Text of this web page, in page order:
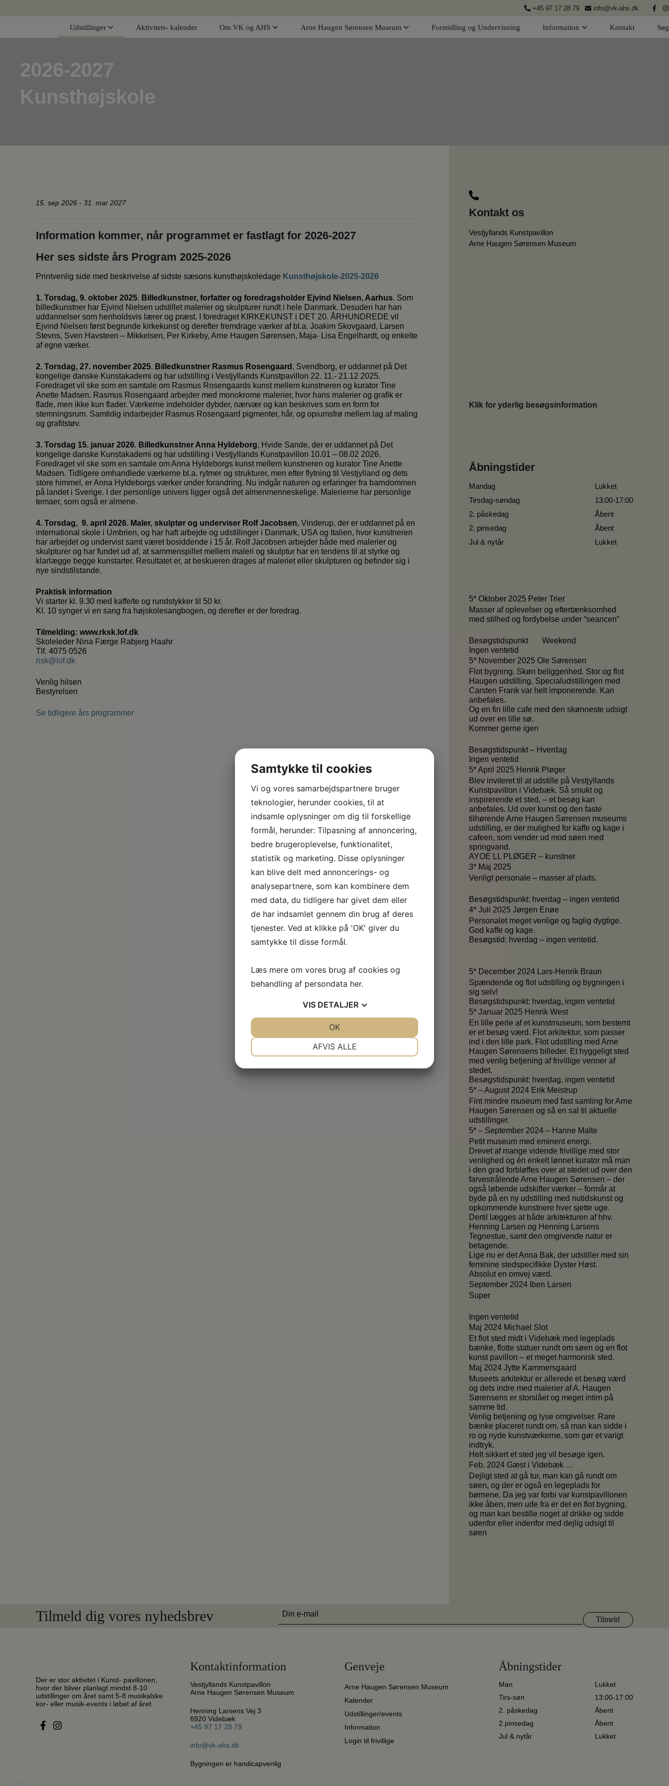
+45 97 17 28 79 info@vk-ahs.dk
Udstillinger Aktivitets- kalender Om VK og AHS Arne Haugen Sørensen Museum Formidling og Undervisning Information Kontakt Søg
2026-2027
Kunsthøjskole
15. sep 2026 - 31. mar 2027
Information kommer, når programmet er fastlagt for 2026-2027
Her ses sidste års Program 2025-2026
Printvenlig side med beskrivelse af sidste sæsons kunsthøjskoledage Kunsthøjskole-2025-2026
1. Torsdag, 9. oktober 2025. Billedkunstner, forfatter og foredragsholder Ejvind Nielsen, Aarhus. Som
billedkunstner har Ejvind Nielsen udstillet malerier og skulpturer rundt i hele Danmark. Desuden har han
uddannelser som henholdsvis lærer og præst. I foredraget KIRKEKUNST i DET 20. ÅRHUNDREDE vil
Ejvind Nielsen først begrunde kirkekunst og derefter fremdrage værker af bl.a. Joakim Skovgaard, Larsen
Stevns, Sven Havsteen – Mikkelsen, Per Kirkeby, Arne Haugen Sørensen, Maja- Lisa Engelhardt, og enkelte
af egne værker.
2. Torsdag, 27. november 2025. Billedkunstner Rasmus Rosengaard , Svendborg, er uddannet på Det
kongelige danske Kunstakademi og har udstilling i Vestjyllands Kunstpavillon 22. 11.- 21.12 2025.
Foredraget vil ske som en samtale om Rasmus Rosengaards kunst mellem kunstneren og kurator Tine
Anette Madsen. Rasmus Rosengaard arbejder med monokrome malerier, hvor hans malerier og grafik er
flade, men ikke kun flader. Værkerne indeholder dybder, nærvær og kan beskrives som en form for
stemningsrum. Samtidig indarbejder Rasmus Rosengaard pigmenter, hår, og opiumsfrø mellem lag af maling
og grafitstøv.
3. Torsdag 15. januar 2026. Billedkunstner Anna Hyldeborg, Hvide Sande, der er uddannet på Det
kongelige danske Kunstakademi og har udstilling i Vestjyllands Kunstpavillon 10.01 – 08.02 2026.
Foredraget vil ske som en samtale om Anna Hyldeborgs kunst mellem kunstneren og kurator Tine Anette
Madsen. Tidligere omhandlede værkerne bl.a. rytmer og strukturer, men efter flytning til Vestjylland og dets
store himmel, er Anna Hyldeborgs værker under forandring. Nu indgår naturen og erfaringer fra barndommen
på landet i Sverige. I der personlige univers ligger også det almenmenneskelige. Malerierne har personlige
temaer, som også er almene.
4. Torsdag, 9. april 2026. Maler, skulptør og underviser Rolf Jacobsen, Vinderup, der er uddannet på en
international skole i Umbrien, og har haft arbejde og udstillinger i Danmark, USA og Italien, hvor kunstneren
har arbejdet og undervist samt været bosiddende i 15 år. Rolf Jacobsen arbejder både med malerier og
skulpturer og har fundet ud af, at sammenspillet mellem maleri og skulptur har en tendens til at styrke og
klarlægge begge kunstarter. Resultatet er, at beskueren drages af maleriet eller skulpturen og befinder sig i
nye sindstilstande.
Praktisk information
Vi starter kl. 9.30 med kaffe/te og rundstykker til 50 kr.
Kl. 10 synger vi en sang fra højskolesangbogen, og derefter er der foredrag.
Tilmelding: www.rksk.lof.dk
Skoleleder Nina Færge Rabjerg Haahr
Tlf. 4075 0526
risk@lof.dk
Venlig hilsen
Bestyrelsen
Se tidligere års programmer
Kontakt os
Vestjyllands Kunstpavillon
Arne Haugen Sørensen Museum
Klik for yderlig besøgsinformation
Åbningstider
Mandag
Tirsdag-søndag
2. påskedag
2. pinsedag
Jul & nytår
Lukket
13:00-17:00
Åbent
Åbent
Lukket
5* Oktober 2025 Peter Trier
Masser af oplevelser og eftertænksomhed
med stilhed og fordybelse under “seancen”
Besøgstidspunkt Weekend
Ingen ventetid
5* November 2025 Ole Sørensen
Flot bygning. Skøn beliggenhed. Stor og flot
Haugen udstilling. Specialudstillingen med
Carsten Frank var helt imponerende. Kan
anbefales.
Og en fin lille cafe med den skønneste udsigt
ud over en lille sø.
Kommer gerne igen
Besøgstidspunkt – Hverdag
Ingen ventetid
5* April 2025 Henrik Pløger
Blev inviteret til at udstille på Vestjyllands
Kunstpavillon i Videbæk. Så smukt og
inspirerende et sted, – et besøg kan
anbefales. Ud over kunst og den faste
tilhørende Arne Haugen Sørensen museums
udstilling, er der mulighed for kaffe og kage i
cafeen, som vender ud mod søen med
springvand.
AYOE LL PLØGER – kunstner
3* Maj 2025
Venligt personale – masser af plads.
Besøgstidspunkt: hverdag – ingen ventetid
4* Juli 2025 Jørgen Enøe
Personalet meget venlige og faglig dygtige.
God kaffe og kage.
Besøgstid: hverdag – ingen ventetid.
5* December 2024 Lars-Henrik Braun
Spændende og flot udstilling og bygningen i
sig selv!
Besøgstidspunkt: hverdag, ingen ventetid
5* Januar 2025 Henrik West
En lille perle af et kunstmuseum, som bestemt
er et besøg værd. Flot arkitektur, som passer
ind i den lille park. Flot udstilling med Arne
Haugen Sørensens billeder. Et hyggeligt sted
med venlig betjening af frivillige venner af
stedet.
Besøgstidspunkt: hverdag, ingen ventetid
5* – August 2024 Erik Meistrup
Fint mindre museum med fast samling for Arne
Haugen Sørensen og så en sal til aktuelle
udstillinger.
5* – September 2024 – Hanne Malte
Petit museum med eminent energi.
Drevet af mange vidende frivillige med stor
venlighed og én enkelt lønnet kurator må man
i den grad forbløffes over at stedet ud over den
farvestrålende Arne Haugen Sørensen – der
også løbende udskifter værker – formår at
byde på en ny udstilling med nutidskunst og
opkommende kunstnere hver sjette uge.
Dertil lægges at både arkitekturen af hhv.
Henning Larsen og Henning Larsens
Tegnestue, samt den omgivende natur er
betagende.
Lige nu er det Anna Bak, der udstiller med sin
feminine stedspecifikke Dyster Høst.
Absolut en omvej værd.
September 2024 Iben Larsen
Super
Ingen ventetid
Maj 2024 Michael Slot
Et flot sted midt i Videbæk med legeplads
bænke, flotte statuer rundt om søen og en flot
kunst pavillon – et meget harmonisk sted.
Maj 2024 Jytte Kammersgaard
Museets arkitektur er allerede et besøg værd
og dets indre med malerier af A. Haugen
Sørensens er storslået og meget intim på
samme tid.
Venlig betjening og lyse omgivelser. Rare
bænke placeret rundt om, så man kan sidde i
ro og nyde kunstværkerne, som gør et varigt
indtryk.
Helt sikkert et sted jeg vil besøge igen.
Feb. 2024 Gæst i Videbæk …
Dejligt sted at gå tur, man kan gå rundt om
søen, og der er også en legeplads for
børnene. Da jeg var forbi var kunstpavillonen
ikke åben, men ude fra er det en flot bygning,
og man kan bestille noget at drikke og sidde
udenfor eller indenfor med dejlig udsigt til
søen
Tilmeld dig vores nyhedsbrev
E-
Der er stor aktivitet i Kunst- pavillonen,
hvor der bliver planlagt mindst 8-10
udstillinger om året samt 5-8 musikalske
kor- eller musik-events i løbet af året.
Kontaktinformation
Vestjyllands Kunstpavillon
Arne Haugen Sørensen Museum
Henning Larsens Vej 3
6920 Videbæk
+45 97 17 28 79
info@vk-ahs.dk
Bygningen er handicapvenlig
Genveje
Arne Haugen Sørensen Museum
Kalender
Udstillinger/events
Information
Login til frivillige
Åbningstider
Man
Tirs-søn
2. påskedag
2.pinsedag
Jul & nytår
Lukket
13:00-17:00
Åbent
Åbent
Lukket
Samtykke til cookies
Vi og vores samarbejdspartnere bruger
teknologier, herunder cookies, til at
indsamle oplysninger om dig til forskellige
formål, herunder: Tilpasning af annoncering,
bedre brugeroplevelse, funktionalitet,
statistik og marketing. Disse oplysninger
kan blive delt med annoncerings- og
analysepartnere, som kan kombinere dem
med data, du tidligere har givet dem eller
de har indsamlet gennem din brug af deres
tjenester. Ved at klikke på 'OK' giver du
samtykke til disse formål.
Læs mere om vores brug af cookies og
behandling af persondata her.
VIS DETALJER
AFVIS ALLE
OK